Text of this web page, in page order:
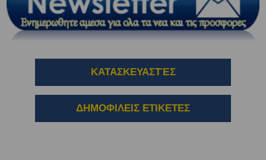
ΚΑΤΑΣΚΕΥΑΣΤΈΣ
ΔΗΜΟΦΙΛΕΙΣ ΕΤΙΚΕΤΕΣ